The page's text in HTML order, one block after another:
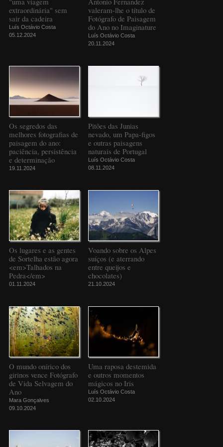
extraordinária" sem
sair da cadeira
Luís Octávio Costa
05.12.2024
valeram-lhe o título de
Fotógrafo de Paisagem
do Ano no Imaginature
Luís Octávio Costa
20.11.2024
Os segredos das
melhores fotografias de
paisagem do ano:
paciência, persistência
e determinação
19.11.2024
Pitões das Junias
nevado, um Papa-figos
e outras paisagens
naturais de Portugal
Luís Octávio Costa
08.11.2024
Os lugares e as gentes
de Sortelha estão agora
<em>Talhados na
Pedra</em>
01.11.2024
Voando sobre os Alpes
suíços (e aterrando
entre queijos e
chocolates)
21.10.2024
O mundo onírico dos
girinos vence Fotógrafo
de Vida Selvagem do
Ano
Mara Gonçalves
09.10.2024
Uma raposa destemida
e outros momentos
mágicos no Iris
Luís Octávio Costa
02.10.2024